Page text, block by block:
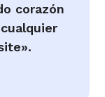
corazón